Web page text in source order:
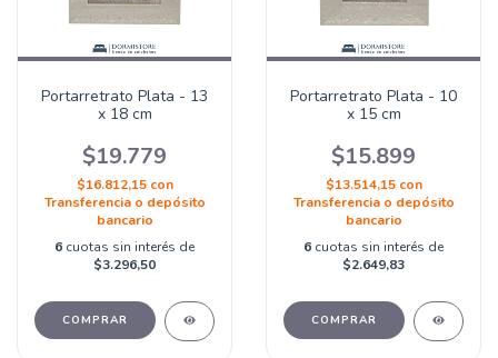
Portarretrato Plata - 13
x 18 cm
$19.779
$16.812,15 con
Transferencia o depósito
bancario
6 cuotas sin interés de
$3.296,50
Portarretrato Plata - 10
x 15 cm
$15.899
$13.514,15 con
Transferencia o depósito
bancario
6 cuotas sin interés de
$2.649,83